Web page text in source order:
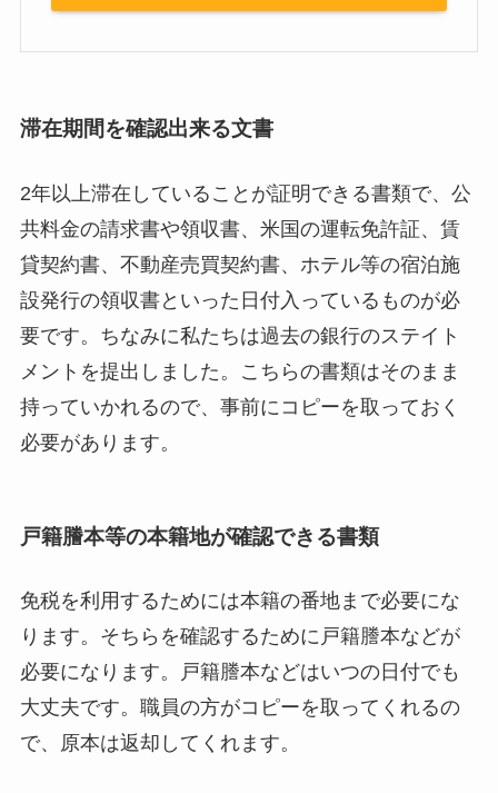
滞在期間を確認出来る文書
2年以上滞在していることが証明できる書類で、公
共料金の請求書や領収書、米国の運転免許証、賃
貸契約書、不動産売買契約書、ホテル等の宿泊施
設発行の領収書といった日付入っているものが必
要です。ちなみに私たちは過去の銀行のステイト
メントを提出しました。こちらの書類はそのまま
持っていかれるので、事前にコピーを取っておく
必要があります。
戸籍謄本等の本籍地が確認できる書類
免税を利用するためには本籍の番地まで必要にな
ります。そちらを確認するために戸籍謄本などが
必要になります。戸籍謄本などはいつの日付でも
大丈夫です。職員の方がコピーを取ってくれるの
で、原本は返却してくれます。